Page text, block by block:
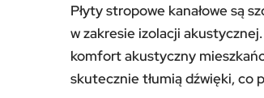
Płyty stropowe kanałowe są
w zakresie izolacji
komfort akustyczny
skutecznie tłumią dźwięki, co